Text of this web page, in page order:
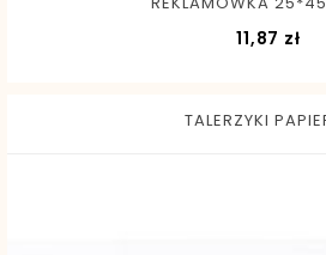
11,87 zł
TALERZYKI